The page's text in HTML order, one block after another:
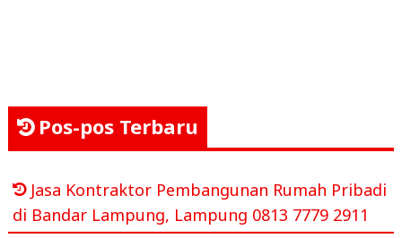
Pos-pos Terbaru
Jasa Kontraktor Pembangunan Rumah Pribadi
di Bandar Lampung, Lampung 0813 7779 2911